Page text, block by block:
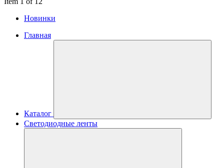
Новинки
Главная
Каталог
Светодиодные ленты